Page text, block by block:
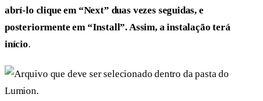
abrí-lo clique em “Next” duas vezes seguidas, e
posteriormente em “Install”. Assim, a instalação terá
início.